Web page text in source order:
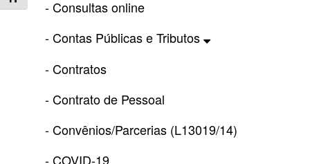
- Consultas online
- Contas Públicas e Tributos
- Contratos
- Contrato de Pessoal
- Convênios/Parcerias (L13019/14)
- COVID-19